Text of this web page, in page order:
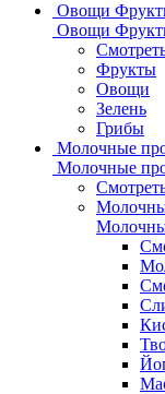
Овощи
Овощи
Фрукты
Овощи
Зелень
Грибы
Молочные
Молочные